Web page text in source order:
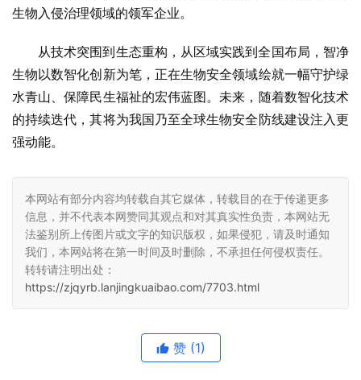
生物入侵治理领域的领军企业。
从技术突围到生态重构，从区域实践到全国布局，智净
生物以数智化创新为笔，正在生物安全领域绘就一幅守护绿
水青山、保障民生福祉的宏伟蓝图。未来，随着数智化技术
的持续迭代，其将为我国乃至全球生物安全防线建设注入更
强动能。
本网站有部分内容均转载自其它媒体，转载目的在于传递更多
信息，并不代表本网赞同其观点和对其真实性负责，本网站无
法鉴别所上传图片或文字的知识版权，如果侵犯，请及时通知
我们，本网站将在第一时间及时删除，不承担任何侵权责任。
转转请注明出处：
https://zjqyrb.lanjingkuaibao.com/7703.html
赞 (1)